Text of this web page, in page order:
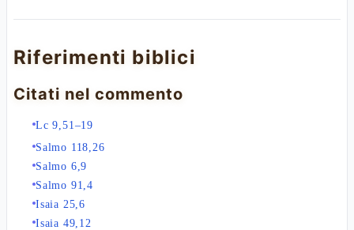
Riferimenti biblici
Citati nel commento
Lc 9,51–19
Salmo 118,26
Salmo 6,9
Salmo 91,4
Isaia 25,6
Isaia 49,12